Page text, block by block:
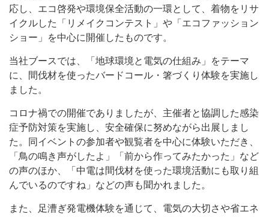
応し、エコ啓発や環境保全活動の一環として、着物をリサ
イクルした「リメイクコンテスト」や「エコファッション
ショー」を中心に開催したものです。
当社ブースでは、「地球環境と電気の仕組み」をテーマ
に、間伐材を使ったバードコール・箸づくり体験を実施し
ました。
コロナ禍での開催でありましたが、主催者と協調した感染
症予防対策を実施し、安全確保に努めながら出展しまし
た。同イベントの参加者や観覧者を中心に体験いただき、
「鳥の鳴き声がしたよ」「前から作ってみたかった」など
の声のほか、「中電は間伐材を使った環境活動にも取り組
んでいるのですね」などの声も聞かれました。
また、足漕ぎ発電機体験を通じて、電気の大切さや省エネ